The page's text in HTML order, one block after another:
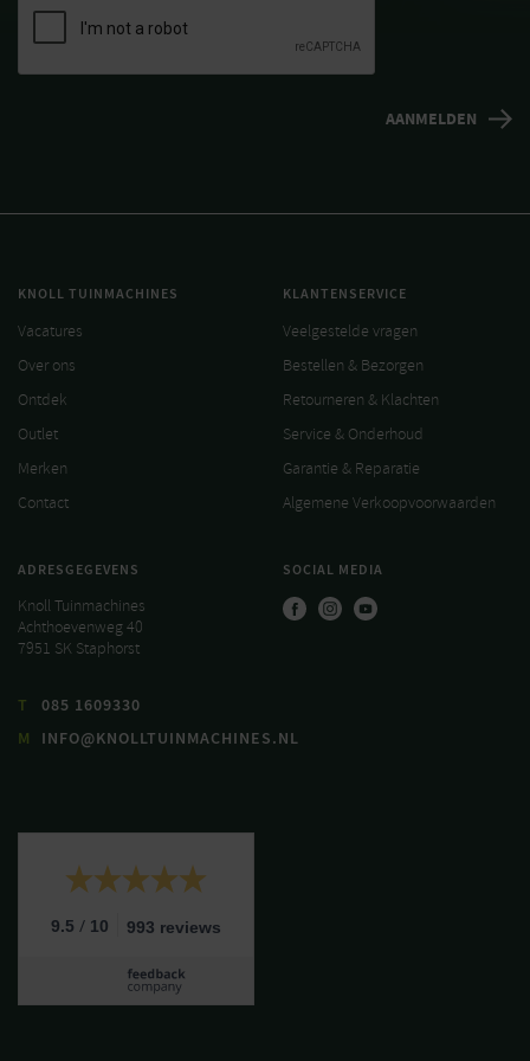
KNOLL TUINMACHINES
Vacatures
Over ons
Ontdek
Outlet
Merken
Contact
KLANTENSERVICE
Veelgestelde vragen
Bestellen & Bezorgen
Retourneren & Klachten
Service & Onderhoud
Garantie & Reparatie
Algemene Verkoopvoorwaarden
ADRESGEGEVENS
Knoll Tuinmachines
Achthoevenweg 40
7951 SK Staphorst
T
085 1609330
M
INFO@KNOLLTUINMACHINES.NL
SOCIAL MEDIA
9.5 / 10 993 reviews